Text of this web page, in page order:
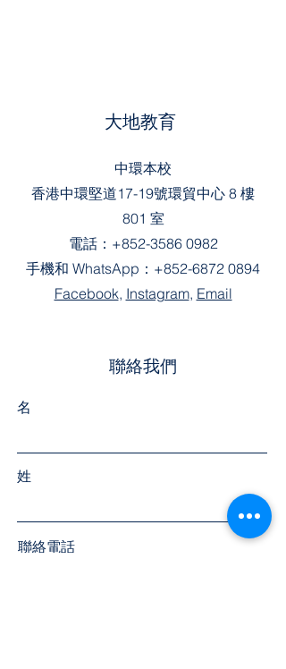
大地教育
中環本校
香港中環堅道17-19號環貿中心 8 樓
801 室
電話： +852-3586 0982
手機和 WhatsApp： +852-6872 0894
Facebook, Instagram, Email
聯絡我們
名
姓
聯絡電話